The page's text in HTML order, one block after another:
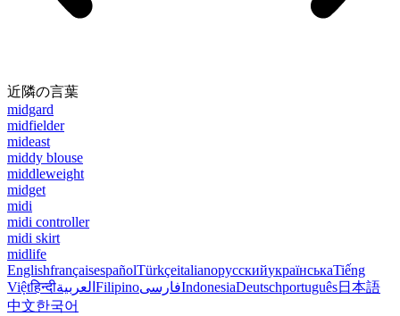
近隣の言葉
midgard
midfielder
mideast
middy blouse
middleweight
midget
midi
midi controller
midi skirt
midlife
EnglishfrançaisespañolTürkçeitalianoрусскийукраїнськаTiếng
Việtहिन्दीالعربية FilipinoفارسیIndonesiaDeutschportuguês日本語
中文한국어